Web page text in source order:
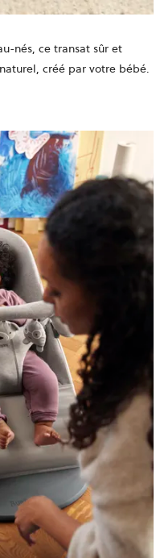
nés, ce transat sûr et
créé par votre bébé.